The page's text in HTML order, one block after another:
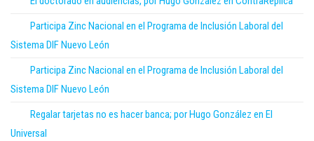
Participa Zinc Nacional en el Programa de Inclusión Laboral del
Sistema DIF Nuevo León
Participa Zinc Nacional en el Programa de Inclusión Laboral del
Sistema DIF Nuevo León
Regalar tarjetas no es hacer banca; por Hugo González en El
Universal